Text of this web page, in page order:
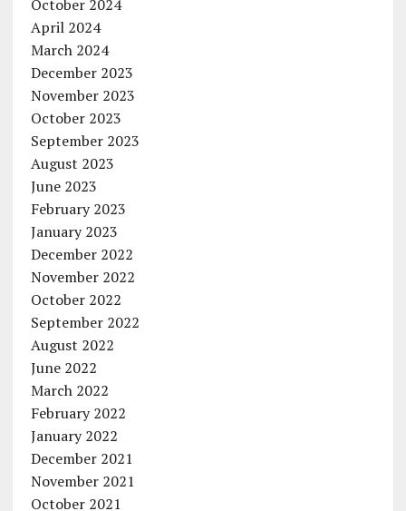
October 2024
April 2024
March 2024
December 2023
November 2023
October 2023
September 2023
August 2023
June 2023
February 2023
January 2023
December 2022
November 2022
October 2022
September 2022
August 2022
June 2022
March 2022
February 2022
January 2022
December 2021
November 2021
October 2021